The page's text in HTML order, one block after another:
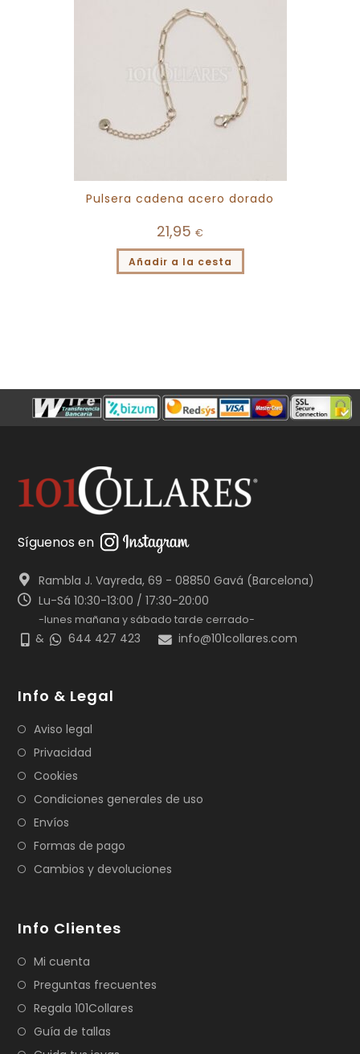
Pulsera cadena acero dorado
21,95 €
Añadir a la cesta
Síguenos en
Rambla J. Vayreda, 69 - 08850 Gavá (Barcelona)
Lu-Sá 10:30-13:00 / 17:30-20:00
-lunes mañana y sábado tarde cerrado-
& 644 427 423 info@101collares.com
Info & Legal
Aviso legal
Privacidad
Cookies
Condiciones generales de uso
Envíos
Formas de pago
Cambios y devoluciones
Info Clientes
Mi cuenta
Preguntas frecuentes
Regala 101Collares
Guía de tallas